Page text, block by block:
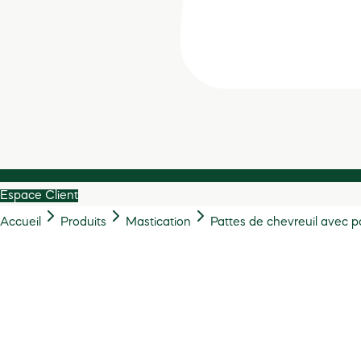
Espace Client
Accueil Produits Mastication Pattes de chevreuil avec